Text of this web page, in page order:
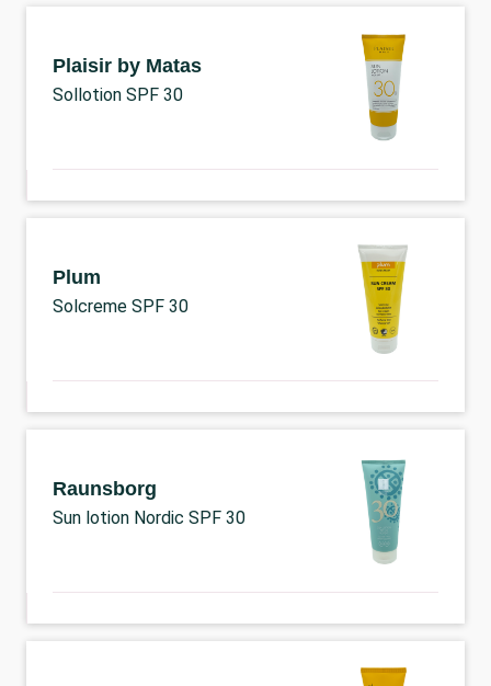
Plaisir by Matas
Sollotion SPF 30
Plum
Solcreme SPF 30
Raunsborg
Sun lotion Nordic SPF 30